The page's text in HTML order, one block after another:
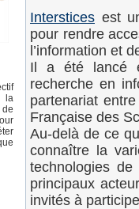
la
Interstices est
pour rendre
l’information et
Il a été lancé
recherche en
partenariat
Française des
Au-delà de ce
connaître la
technologies
principaux
invités à